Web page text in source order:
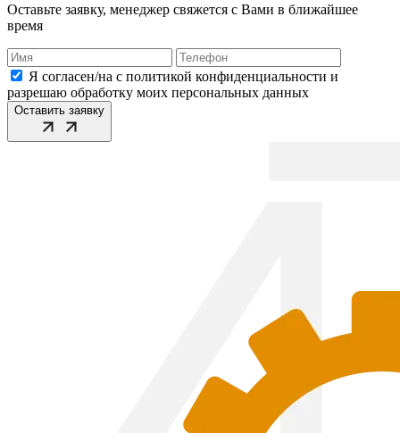
Оставьте заявку, менеджер свяжется с Вами в ближайшее
время
Я согласен/на с политикой конфиденциальности и
разрешаю обработку моих персональных данных
Оставить заявку